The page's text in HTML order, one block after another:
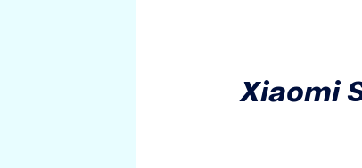
Xiaomi